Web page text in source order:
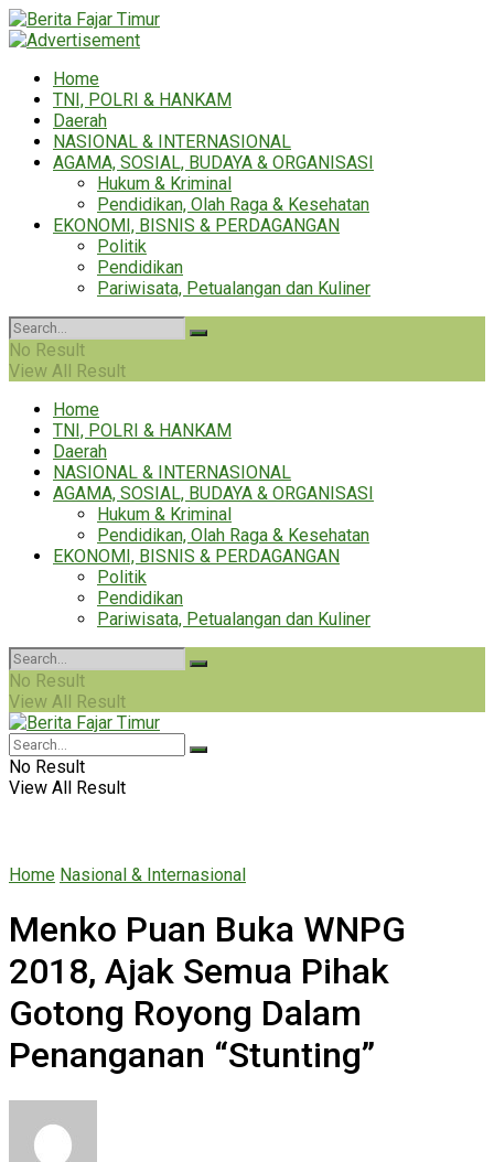
Home
TNI, POLRI & HANKAM
Daerah
NASIONAL & INTERNASIONAL
AGAMA, SOSIAL, BUDAYA & ORGANISASI
Hukum & Kriminal
Pendidikan, Olah Raga & Kesehatan
EKONOMI, BISNIS & PERDAGANGAN
Politik
Pendidikan
Pariwisata, Petualangan dan Kuliner
No Result
View All Result
Home
TNI, POLRI & HANKAM
Daerah
NASIONAL & INTERNASIONAL
AGAMA, SOSIAL, BUDAYA & ORGANISASI
Hukum & Kriminal
Pendidikan, Olah Raga & Kesehatan
EKONOMI, BISNIS & PERDAGANGAN
Politik
Pendidikan
Pariwisata, Petualangan dan Kuliner
No Result
View All Result
No Result
View All Result
Home Nasional & Internasional
Menko Puan Buka WNPG
2018, Ajak Semua Pihak
Gotong Royong Dalam
Penanganan “Stunting”